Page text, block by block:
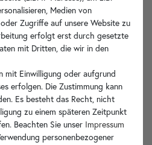
Medien von
Zugriffe auf unsere Website zu
erfolgt erst durch gesetzte
mit Dritten, die wir in den
mit Einwilligung oder aufgrund
erfolgen. Die Zustimmung kann
Es besteht das Recht, nicht
zu einem späteren Zeitpunkt
Beachten Sie unser Impressum
personenbezogener